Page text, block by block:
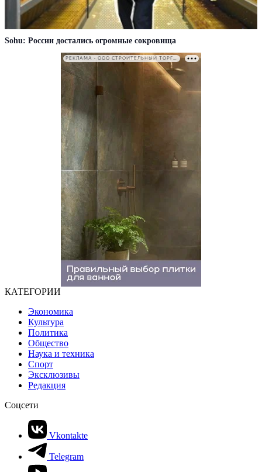
Sohu: России достались огромные сокровища
РЕКЛАМА • ООО СТРОИТЕЛЬНЫЙ ТОРГОВЫЙ ДОМ «ПЕТРОВИЧ». ИНН: 7802348846
КАТЕГОРИИ
Экономика
Культура
Политика
Общество
Наука и техника
Спорт
Эксклюзивы
Редакция
Соцсети
Vkontakte
Telegram